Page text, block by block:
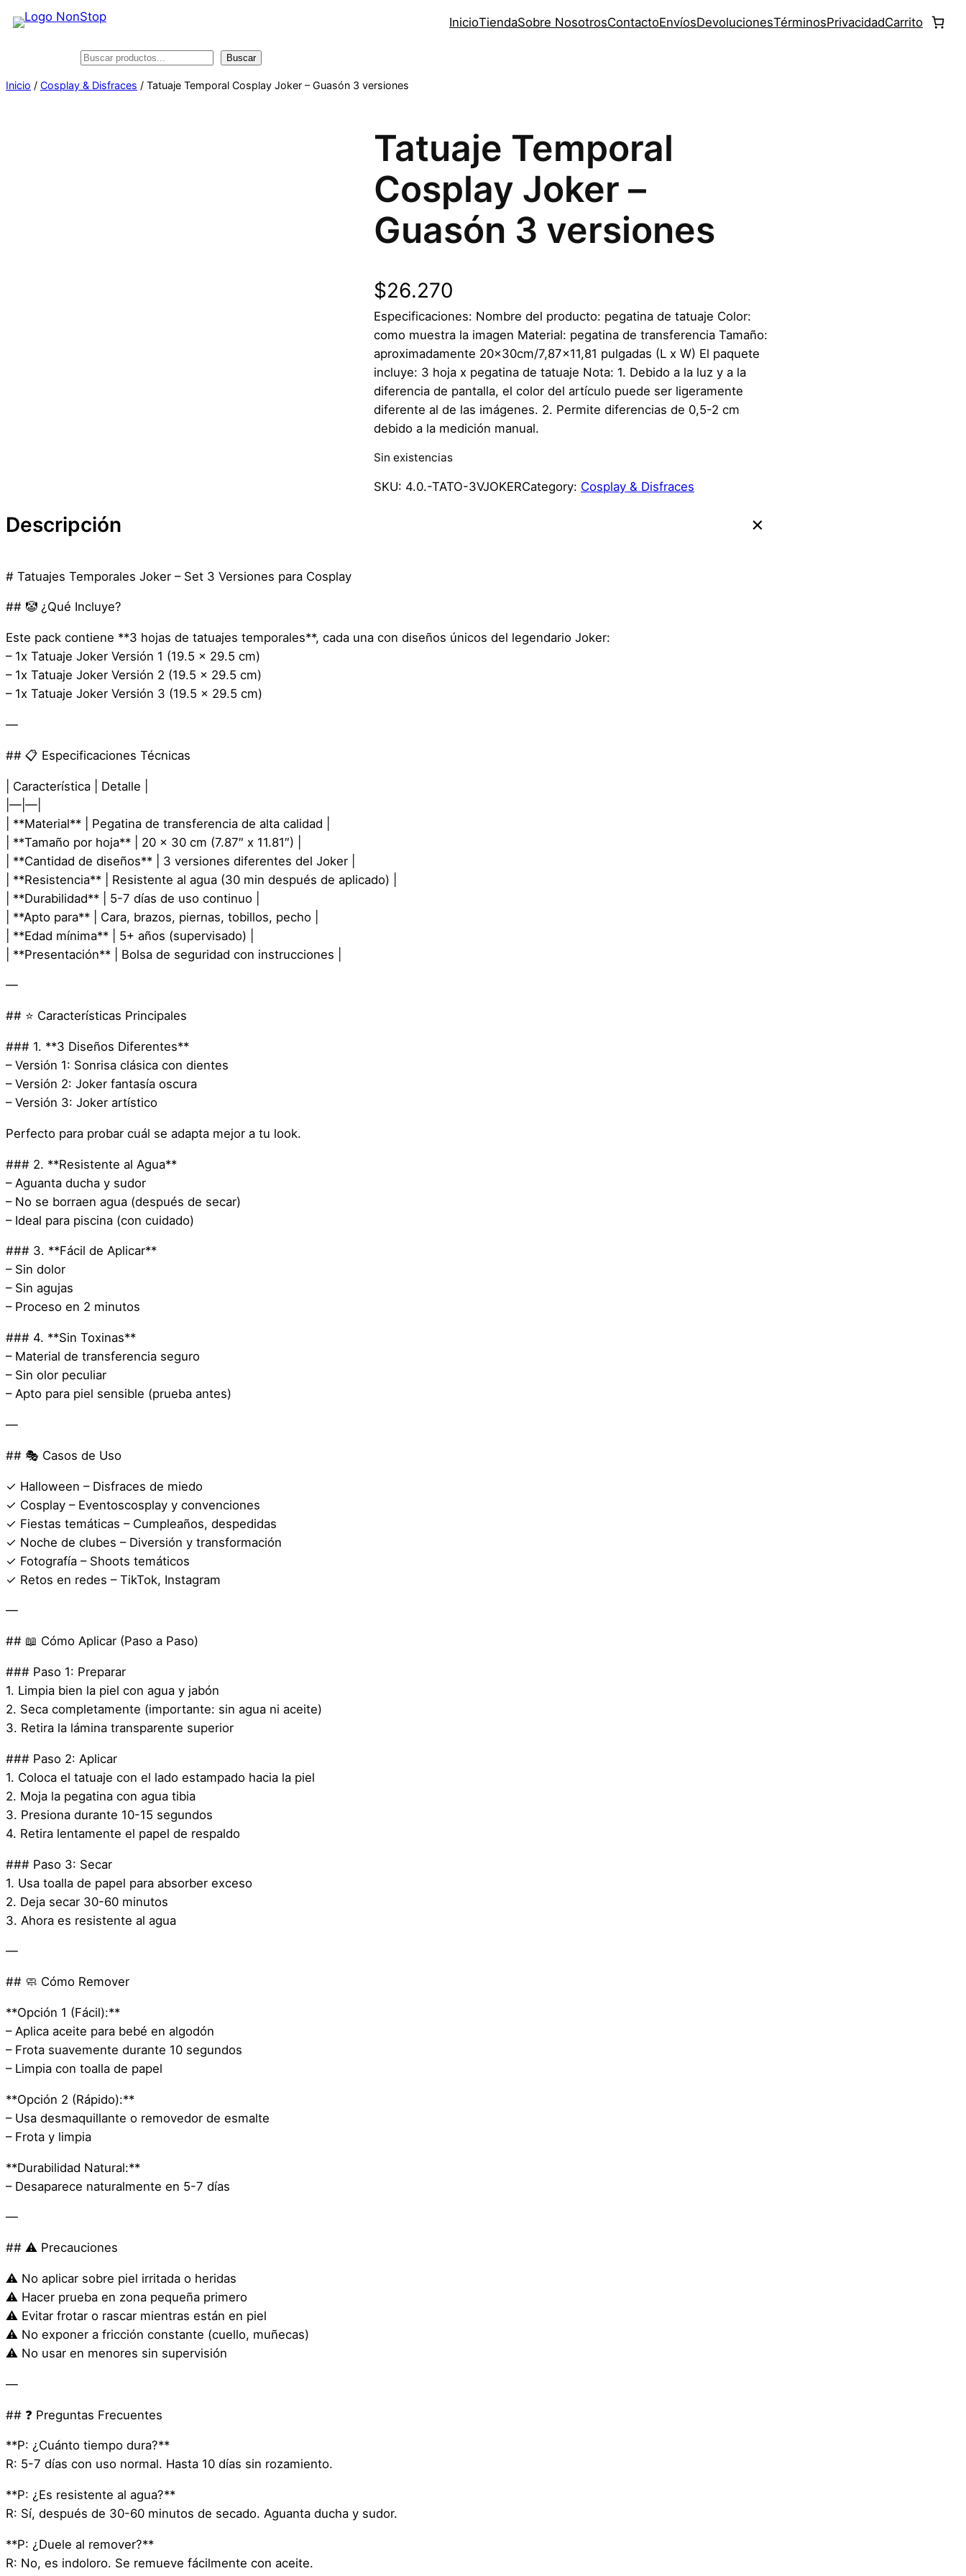
Saltar
InicioTiendaSobre NosotrosContactoEnvíosDevolucionesTérminosPrivacidadCarrito
Buscar Buscar
Inicio / Cosplay & Disfraces / Tatuaje Temporal Cosplay Joker – Guasón 3 versiones
Tatuaje Temporal
Cosplay Joker –
Guasón 3 versiones
$26.270
Especificaciones: Nombre del producto: pegatina de tatuaje Color:
como muestra la imagen Material: pegatina de transferencia Tamaño:
aproximadamente 20x30cm/7,87×11,81 pulgadas (L x W) El paquete
incluye: 3 hoja x pegatina de tatuaje Nota: 1. Debido a la luz y a la
diferencia de pantalla, el color del artículo puede ser ligeramente
diferente al de las imágenes. 2. Permite diferencias de 0,5-2 cm
debido a la medición manual.
Sin existencias
SKU: 4.0.-TATO-3VJOKERCategory: Cosplay & Disfraces
Descripción
# Tatuajes Temporales Joker – Set 3 Versiones para Cosplay
## 🤡 ¿Qué Incluye?
Este pack contiene **3 hojas de tatuajes temporales**, cada una con diseños únicos del legendario Joker:
– 1x Tatuaje Joker Versión 1 (19.5 x 29.5 cm)
– 1x Tatuaje Joker Versión 2 (19.5 x 29.5 cm)
– 1x Tatuaje Joker Versión 3 (19.5 x 29.5 cm)
—
## 📋 Especificaciones Técnicas
| Característica | Detalle |
|—|—|
| **Material** | Pegatina de transferencia de alta calidad |
| **Tamaño por hoja** | 20 x 30 cm (7.87″ x 11.81″) |
| **Cantidad de diseños** | 3 versiones diferentes del Joker |
| **Resistencia** | Resistente al agua (30 min después de aplicado) |
| **Durabilidad** | 5-7 días de uso continuo |
| **Apto para** | Cara, brazos, piernas, tobillos, pecho |
| **Edad mínima** | 5+ años (supervisado) |
| **Presentación** | Bolsa de seguridad con instrucciones |
—
## ⭐ Características Principales
### 1. **3 Diseños Diferentes**
– Versión 1: Sonrisa clásica con dientes
– Versión 2: Joker fantasía oscura
– Versión 3: Joker artístico
Perfecto para probar cuál se adapta mejor a tu look.
### 2. **Resistente al Agua**
– Aguanta ducha y sudor
– No se borraen agua (después de secar)
– Ideal para piscina (con cuidado)
### 3. **Fácil de Aplicar**
– Sin dolor
– Sin agujas
– Proceso en 2 minutos
### 4. **Sin Toxinas**
– Material de transferencia seguro
– Sin olor peculiar
– Apto para piel sensible (prueba antes)
—
## 🎭 Casos de Uso
✓ Halloween – Disfraces de miedo
✓ Cosplay – Eventoscosplay y convenciones
✓ Fiestas temáticas – Cumpleaños, despedidas
✓ Noche de clubes – Diversión y transformación
✓ Fotografía – Shoots temáticos
✓ Retos en redes – TikTok, Instagram
—
## 📖 Cómo Aplicar (Paso a Paso)
### Paso 1: Preparar
1. Limpia bien la piel con agua y jabón
2. Seca completamente (importante: sin agua ni aceite)
3. Retira la lámina transparente superior
### Paso 2: Aplicar
1. Coloca el tatuaje con el lado estampado hacia la piel
2. Moja la pegatina con agua tibia
3. Presiona durante 10-15 segundos
4. Retira lentamente el papel de respaldo
### Paso 3: Secar
1. Usa toalla de papel para absorber exceso
2. Deja secar 30-60 minutos
3. Ahora es resistente al agua
—
## 🧼 Cómo Remover
**Opción 1 (Fácil):**
– Aplica aceite para bebé en algodón
– Frota suavemente durante 10 segundos
– Limpia con toalla de papel
**Opción 2 (Rápido):**
– Usa desmaquillante o removedor de esmalte
– Frota y limpia
**Durabilidad Natural:**
– Desaparece naturalmente en 5-7 días
—
## ⚠️ Precauciones
⚠️ No aplicar sobre piel irritada o heridas
⚠️ Hacer prueba en zona pequeña primero
⚠️ Evitar frotar o rascar mientras están en piel
⚠️ No exponer a fricción constante (cuello, muñecas)
⚠️ No usar en menores sin supervisión
—
## ❓ Preguntas Frecuentes
**P: ¿Cuánto tiempo dura?**
R: 5-7 días con uso normal. Hasta 10 días sin rozamiento.
**P: ¿Es resistente al agua?**
R: Sí, después de 30-60 minutos de secado. Aguanta ducha y sudor.
**P: ¿Duele al remover?**
R: No, es indoloro. Se remueve fácilmente con aceite.